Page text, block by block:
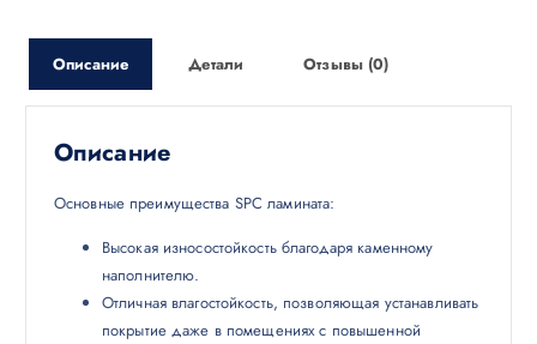
Описание Детали Отзывы (0)
Описание
Основные преимущества SPC ламината:
Высокая износостойкость благодаря каменному
наполнителю.
Отличная влагостойкость, позволяющая устанавливать
покрытие даже в помещениях с повышенной